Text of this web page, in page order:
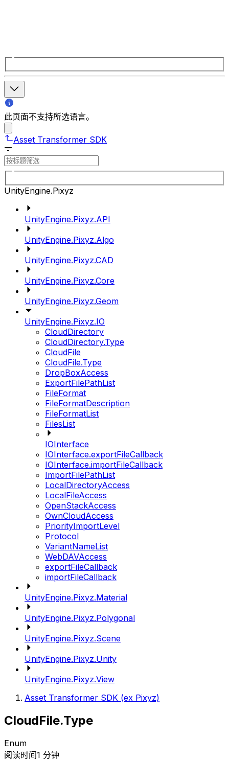
此页面不支持所选语言。
Asset Transformer SDK
UnityEngine.Pixyz
UnityEngine.Pixyz.API
UnityEngine.Pixyz.Algo
UnityEngine.Pixyz.CAD
UnityEngine.Pixyz.Core
UnityEngine.Pixyz.Geom
UnityEngine.Pixyz.IO
CloudDirectory
CloudDirectory.Type
CloudFile
CloudFile.Type
DropBoxAccess
ExportFilePathList
FileFormat
FileFormatDescription
FileFormatList
FilesList
IOInterface
IOInterface.exportFileCallback
IOInterface.importFileCallback
ImportFilePathList
LocalDirectoryAccess
LocalFileAccess
OpenStackAccess
OwnCloudAccess
PriorityImportLevel
Protocol
VariantNameList
WebDAVAccess
exportFileCallback
importFileCallback
UnityEngine.Pixyz.Material
UnityEngine.Pixyz.Polygonal
UnityEngine.Pixyz.Scene
UnityEngine.Pixyz.Unity
UnityEngine.Pixyz.View
Asset Transformer SDK (ex Pixyz)
CloudFile.Type
Enum
阅读时间1 分钟